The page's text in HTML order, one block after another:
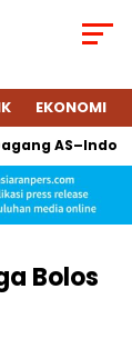
EKONOMI
Bolos